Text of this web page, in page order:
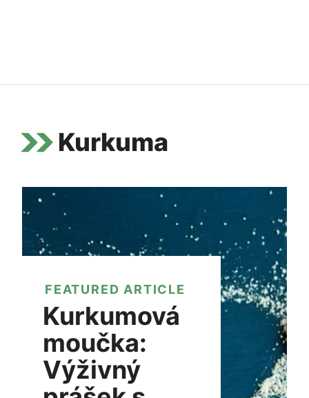
Kurkuma
FEATURED ARTICLE
Kurkumová
moučka:
Výživný